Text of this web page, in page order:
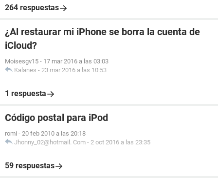
264 respuestas
¿Al restaurar mi iPhone se borra la cuenta de
iCloud?
Moisesgv15 - 17 mar 2016 a las 03:03
Kalanes - 23 mar 2016 a las 10:53
1 respuesta
Código postal para iPod
romi - 20 feb 2010 a las 20:18
Jhonny_02@hotmail. Com - 2 oct 2016 a las 23:35
59 respuestas